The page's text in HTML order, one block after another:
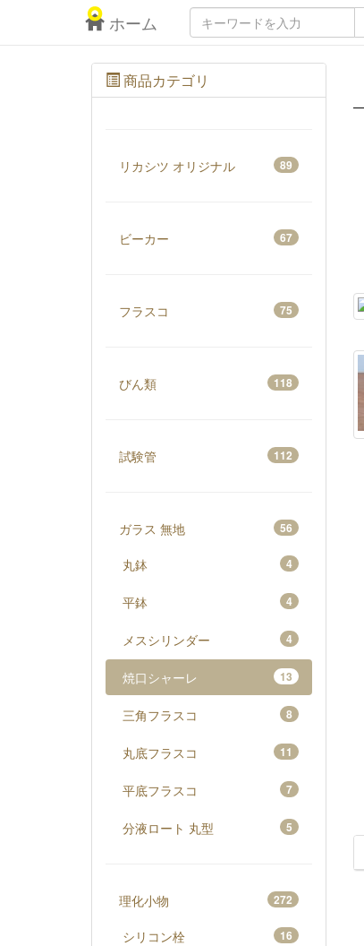
ホーム
商品カテゴリ
リカシツ オリジナル 89
ビーカー 67
フラスコ 75
びん類 118
試験管 112
ガラス 無地 56
丸鉢 4
平鉢 4
メスシリンダー 4
焼口シャーレ 13
三角フラスコ 8
丸底フラスコ 11
平底フラスコ 7
分液ロート 丸型 5
理化小物 272
シリコン栓 16